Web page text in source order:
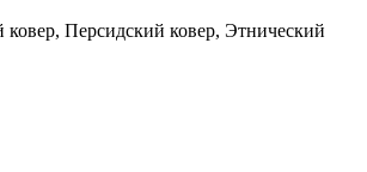
Персидский ковер, Этнический